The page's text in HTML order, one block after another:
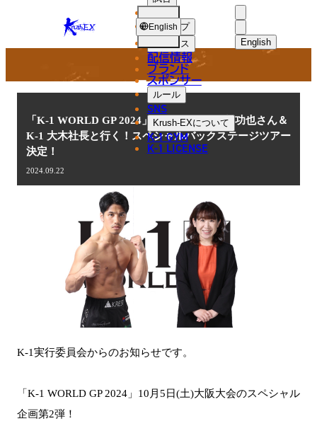
KRUSH-
EX
English
한국어
中文（简体
ショップ
ニュース
配信情報
ブランド
スポンサー
ルール
SNS
Krush-EXについて
K-1 GYM
K-1 LICENSE
English
NEWS
ニュース
「K-1 WORLD GP 2024」10.5(土)大阪 卜部功也さん＆
K-1 大木社長と行く！スペシャルバックステージツアー
決定！
2024.09.22
K-1実行委員会からのお知らせです。
「K-1 WORLD GP 2024」10月5日(土)大阪大会のスペシャル
企画第2弾！